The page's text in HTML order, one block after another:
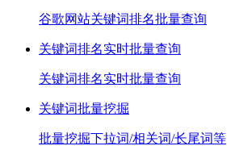
谷歌网站关键词排名批量查询
关键词排名实时批量查询
关键词排名实时批量查询
关键词批量挖掘
批量挖掘下拉词/相关词/长尾词等